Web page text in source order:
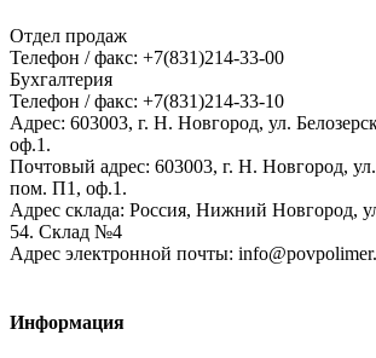
Отдел продаж
Телефон / факс: +7(831)214-33-00
Бухгалтерия
Телефон / факс: +7(831)214-33-10
Адрес: 603003, г. Н. Новгород, ул.
оф.1.
Почтовый адрес: 603003, г. Н. Новгород,
пом. П1, оф.1.
Адрес склада: Россия, Нижний Новгород,
54. Склад №4
Адрес электронной почты:
Информация